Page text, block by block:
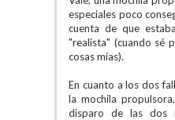
especiales poco
cuenta de que
"realista" (cuando sé
cosas mías).
En cuanto a los dos
la mochila
disparo de las dos